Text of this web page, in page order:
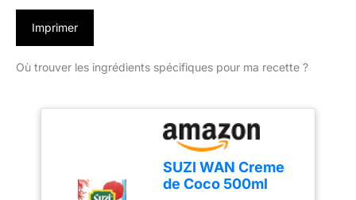
Imprimer
Où trouver les ingrédients spécifiques pour ma recette ?
SUZI WAN Creme
de Coco 500ml